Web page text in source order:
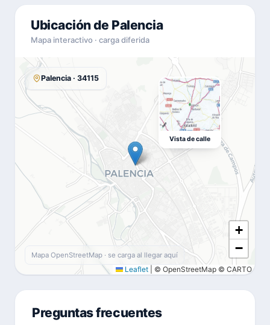
Ubicación de Palencia
Mapa interactivo · carga diferida
+
−
Leaflet © OpenStreetMap © CARTO
Palencia · 34115
Vista de calle
Mapa OpenStreetMap · se carga al llegar aquí
Preguntas frecuentes